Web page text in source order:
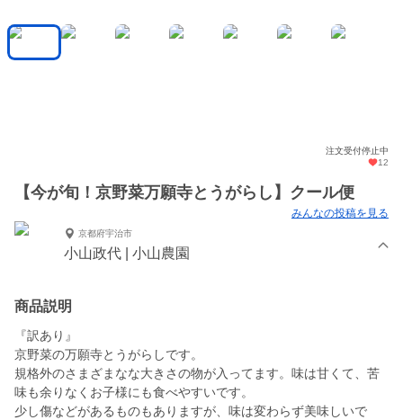
注文受付停止中
12
【今が旬！京野菜万願寺とうがらし】クール便
みんなの投稿を見る
京都府宇治市
小山政代 | 小山農園
商品説明
『訳あり』
京野菜の万願寺とうがらしです。
規格外のさまざまなな大きさの物が入ってます。味は甘くて、苦
味も余りなくお子様にも食べやすいです。
少し傷などがあるものもありますが、味は変わらず美味しいで